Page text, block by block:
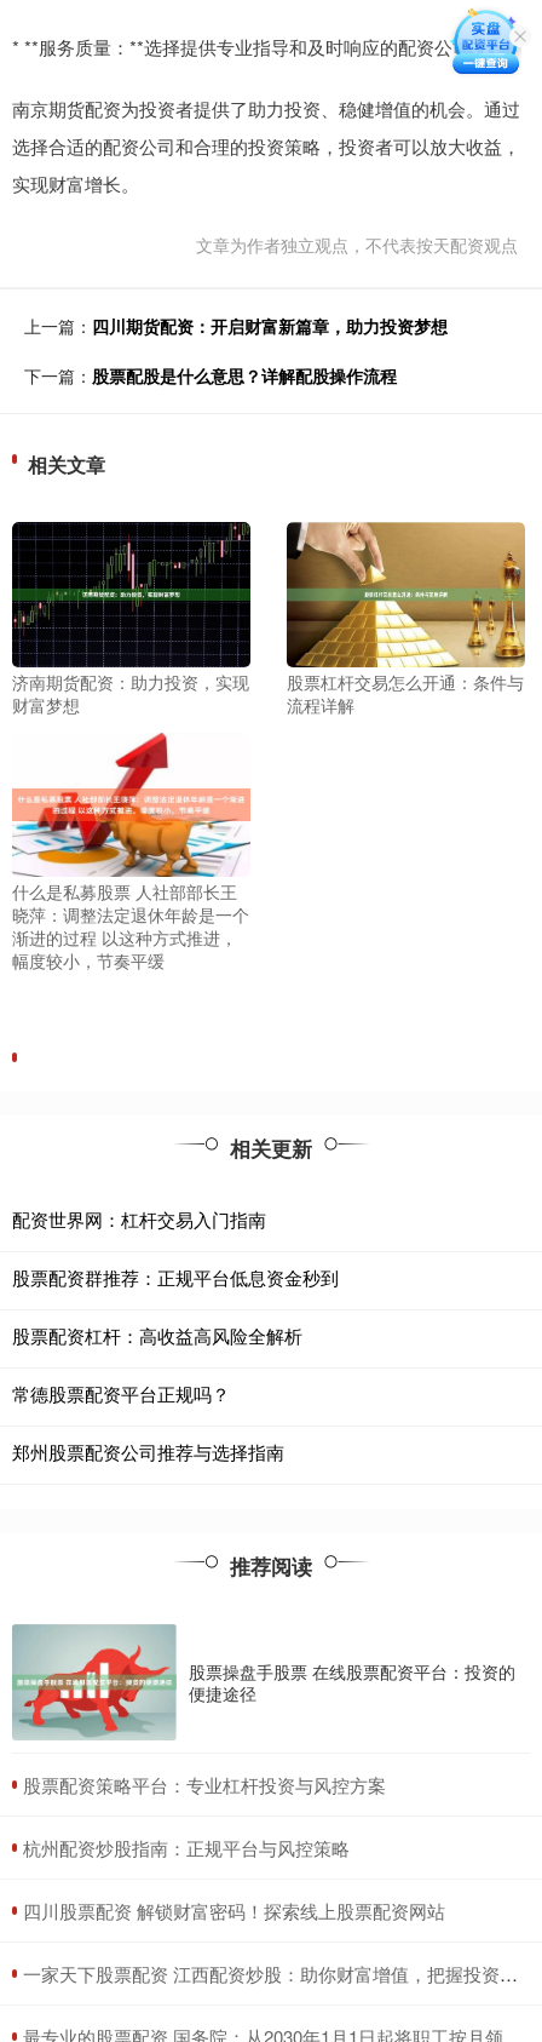
* **服务质量：**选择提供专业指导和及时响应的配资公司。
南京期货配资为投资者提供了助力投资、稳健增值的机会。通过
选择合适的配资公司和合理的投资策略，投资者可以放大收益，
实现财富增长。
文章为作者独立观点，不代表按天配资观点
上一篇： 四川期货配资：开启财富新篇章，助力投资梦想
下一篇： 股票配股是什么意思？详解配股操作流程
相关文章
济南期货配资：助力投资，实现
财富梦想
股票杠杆交易怎么开通：条件与
流程详解
什么是私募股票 人社部部长王
晓萍：调整法定退休年龄是一个
渐进的过程 以这种方式推进，
幅度较小，节奏平缓
相关更新
配资世界网：杠杆交易入门指南
股票配资群推荐：正规平台低息资金秒到
股票配资杠杆：高收益高风险全解析
常德股票配资平台正规吗？
郑州股票配资公司推荐与选择指南
推荐阅读
股票操盘手股票 在线股票配资平台：投资的
便捷途径
​股票配资策略平台：专业杠杆投资与风控方案
​杭州配资炒股指南：正规平台与风控策略
​四川股票配资 解锁财富密码！探索线上股票配资网站
​一家天下股票配资 江西配资炒股：助你财富增值，把握投资机遇
​最专业的股票配资 国务院：从2030年1月1日起将职工按月领取基本养老金最低缴费年限由十五年逐步提高至二十年，每年提高六个月